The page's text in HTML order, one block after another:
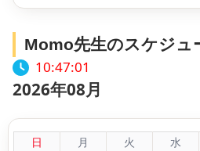
Momo先生のスケジュ
10:47:02
2026年08月
日 月 火 水